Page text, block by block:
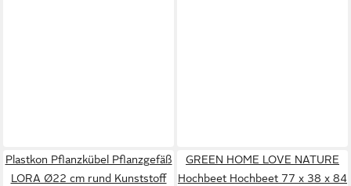
Plastkon Pflanzkübel Pflanzgefäß
LORA Ø22 cm rund Kunststoff
GREEN HOME LOVE NATURE
Hochbeet Hochbeet 77 x 38 x 84